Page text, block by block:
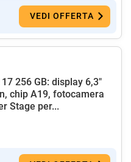
VEDI OFFERTA
256 GB: display 6,3"
chip A19, fotocamera
Stage per...